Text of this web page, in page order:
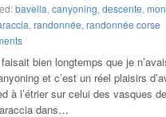
bavella, canyoning, descente,
, randonnée, randonnée corse
bien longtemps que je
et c’est un réel plaisirs
à l’étrier sur celui des vasques
dans…